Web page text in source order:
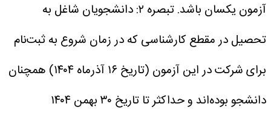
آزمون یکسان باشد.
تبصره ‌۲: دانشجویان‌ شاغل‌ به‌
تحصیل‌ در مقطع کارشناسی که در زمان شروع به ثبت‌نام
برای شرکت در این آزمون (تاریخ ۱۶ آذرماه ۱۴۰۴) همچنان
دانشجو بوده‌اند و حداکثر تا تاریخ ۳۰ بهمن ۱۴۰۴